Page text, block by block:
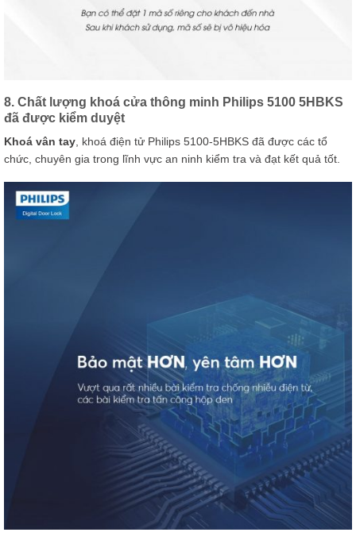
8. Chất lượng khoá cửa thông minh Philips 5100 5HBKS
đã được kiểm duyệt
Khoá vân tay , khoá điện tử Philips 5100-5HBKS đã được các tổ
chức, chuyên gia trong lĩnh vực an ninh kiểm tra và đạt kết quả tốt.